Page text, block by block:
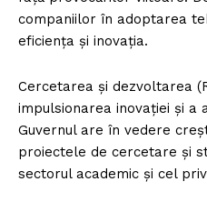
companiilor în adoptarea
eficiența și inovația.
Cercetarea și dezvoltarea
impulsionarea inovației și a
Guvernul are în vedere
proiectele de cercetare și
sectorul academic și cel